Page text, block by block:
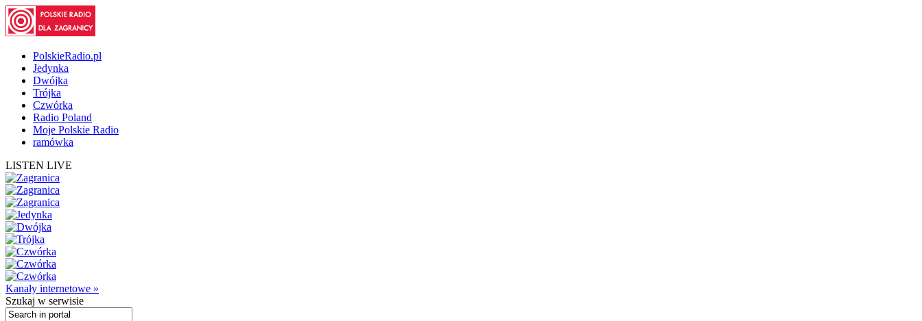
PolskieRadio.pl
Jedynka
Dwójka
Trójka
Czwórka
Radio Poland
Moje Polskie Radio
ramówka
LISTEN LIVE
Kanały internetowe »
Szukaj w serwisie